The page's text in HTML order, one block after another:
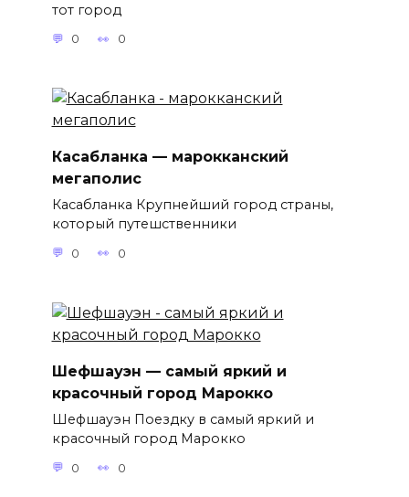
тот город
0 0
Касабланка — марокканский
мегаполис
Касабланка Крупнейший город страны,
который путешственники
0 0
Шефшауэн — самый яркий и
красочный город Марокко
Шефшауэн Поездку в самый яркий и
красочный город Марокко
0 0